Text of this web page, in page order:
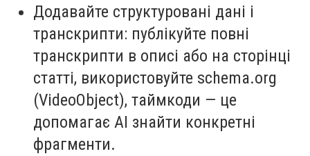
Додавайте структуровані дані і
транскрипти: публікуйте повні
транскрипти в описі або на сторінці
статті, використовуйте schema.org
(VideoObject), таймкоди — це
допомагає AI знайти конкретні
фрагменти.